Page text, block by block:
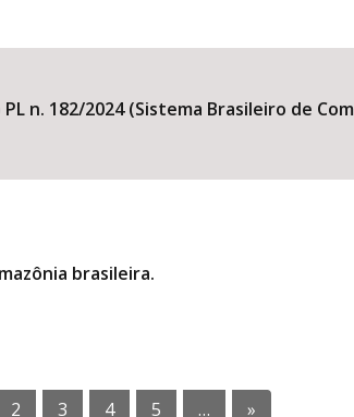
n. 182/2024 (Sistema Brasileiro de
brasileira.
2 3 4 5 … »